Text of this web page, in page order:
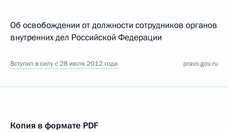
Об освобождении от должности сотрудников органов
внутренних дел Российской Федерации
Вступил в силу с 28 июля 2012 года pravo.gov.ru
Копия в формате PDF